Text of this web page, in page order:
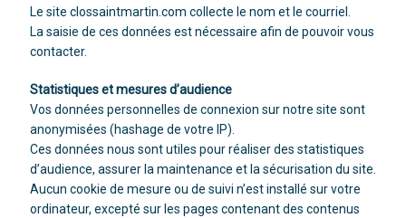
Le site clossaintmartin.com collecte le nom et le courriel.
La saisie de ces données est nécessaire afin de pouvoir vous
contacter.
Statistiques et mesures d’audience
Vos données personnelles de connexion sur notre site sont
anonymisées (hashage de votre IP).
Ces données nous sont utiles pour réaliser des statistiques
d’audience, assurer la maintenance et la sécurisation du site.
Aucun cookie de mesure ou de suivi n’est installé sur votre
ordinateur, excepté sur les pages contenant des contenus